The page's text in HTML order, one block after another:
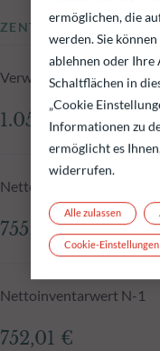
ZENTRALE
Verwaltetes
1.055,59 Mio.€
Nettoinventarwert zum
755,35 €
Nettoinventarwert N-1
752,01 €
ermöglichen, die
werden. Sie
ablehnen oder Ihre
Schaltflächen in
„Cookie
Informationen zu
ermöglicht es
widerrufen.
Alle zulassen
Cookie-Einstellungen